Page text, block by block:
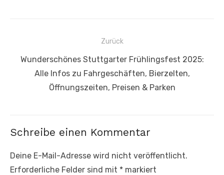
Beitragsnavigation
Zurück
Vorheriger
Beitrag:
Wunderschönes Stuttgarter Frühlingsfest 2025:
Alle Infos zu Fahrgeschäften, Bierzelten,
Öffnungszeiten, Preisen & Parken
Schreibe einen Kommentar
Deine E-Mail-Adresse wird nicht veröffentlicht.
Erforderliche Felder sind mit * markiert